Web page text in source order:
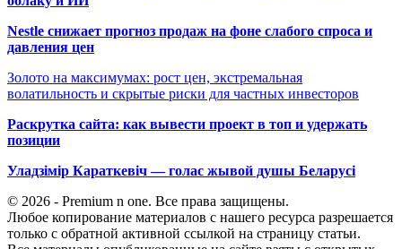
Nestle снижает прогноз продаж на фоне слабого спроса и
давления цен
Золото на максимумах: рост цен, экстремальная
волатильность и скрытые риски для частных инвесторов
Раскрутка сайта: как вывести проект в топ и удержать
позиции
Уладзімір Караткевіч — голас жывой душы Беларусі
© 2026 - Premium n one. Все права защищены.
Любое копирование материалов с нашего ресурса разрешается
только с обратной активной ссылкой на страницу статьи.